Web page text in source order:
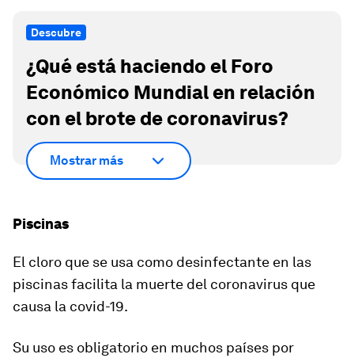
Descubre
¿Qué está haciendo el Foro
Económico Mundial en relación
con el brote de coronavirus?
Mostrar más
Piscinas
El cloro que se usa como desinfectante en las
piscinas facilita la muerte del coronavirus que
causa la covid-19.
Su uso es obligatorio en muchos países por